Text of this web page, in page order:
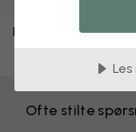
Levering og retur
Ofte stilte